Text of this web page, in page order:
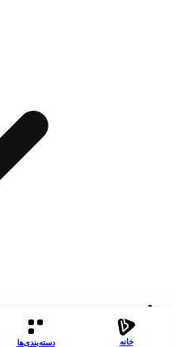
صفحه بعد
1
...
خانه دسته‌بندی‌‌ها